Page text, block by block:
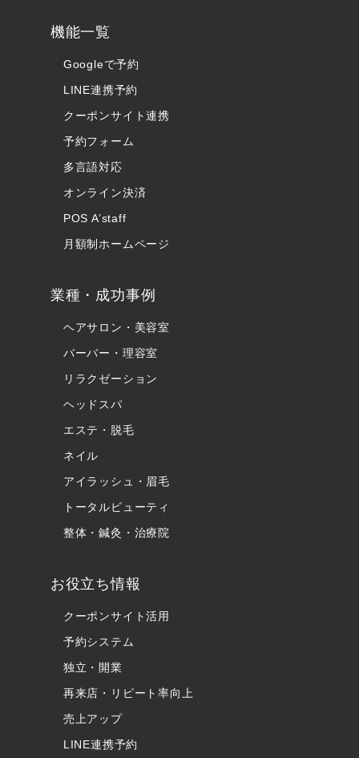
機能一覧
Googleで予約
LINE連携予約
クーポンサイト連携
予約フォーム
多言語対応
オンライン決済
POS A’staff
月額制ホームページ
業種・成功事例
ヘアサロン・美容室
バーバー・理容室
リラクゼーション
ヘッドスパ
エステ・脱毛
ネイル
アイラッシュ・眉毛
トータルビューティ
整体・鍼灸・治療院
お役立ち情報
クーポンサイト活用
予約システム
独立・開業
再来店・リピート率向上
売上アップ
LINE連携予約